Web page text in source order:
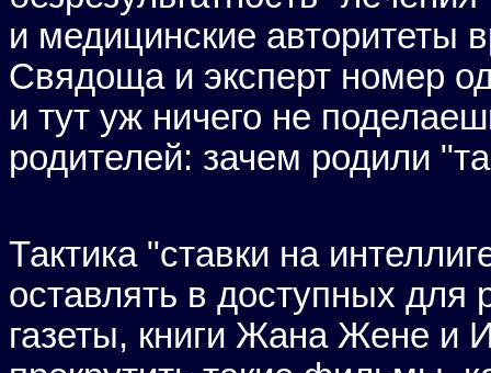
и медицинские авторитеты
Свядоща и эксперт номер
и тут уж ничего не
родителей: зачем родили
Тактика "ставки на
оставлять в доступных для
газеты, книги Жана Жене и